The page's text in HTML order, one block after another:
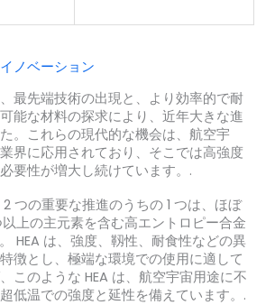
ノベーション
最先端技術の出現と、より効率的で耐
能な材料の探求により、近年大きな進
。これらの現代的な機会は、航空宇
界に応用されており、そこでは高強度
要性が増大し続けています。.
つの重要な推進のうちの 1 つは、ほぼ
上の主元素を含む高エントロピー合金
HEA は、強度、靱性、耐食性などの異
徴とし、極端な環境での使用に適して
このような HEA は、航空宇宙用途に不
低温での強度と延性を備えています。.